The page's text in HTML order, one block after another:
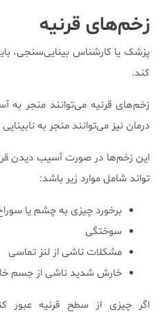
زخم‌های قرنیه
پزشک یا کارشناس بینایی‌سنجی،
کند.
زخم‌های قرنیه می‌توانند منجر
درمان نیز می‌توانند منجر به
این زخم‌ها در صورت آسیب دیدن
تواند شامل موارد زیر باشد:
برخورد چیزی به چشم یا
سوختگی
مشکلات ناشی از لنز تماسی
خارش شدید ناشی از جسم
اگر چیزی از سطح قرنیه عبور